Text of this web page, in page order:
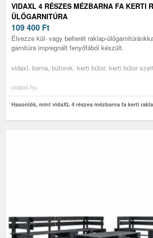
VIDAXL 4 RÉSZES MÉZBARNA FA KERTI
ÜLŐGARNITÚRA
109 400 Ft
Élvezze kül- vagy belterét raklap-
garnitúra impregnált fenyőfából készült.
vidaxl, barna, bútorok, kerti bútor, kerti bútor
vidaxl.hu
Hasonlók, mint vidaXL 4 részes mézbarna fa kerti